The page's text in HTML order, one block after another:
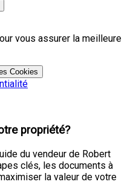
vous assurer la meilleure
Cookies
propriété?
du vendeur de Robert
clés, les documents à
la valeur de votre